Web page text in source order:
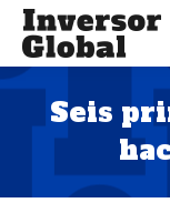
Seis